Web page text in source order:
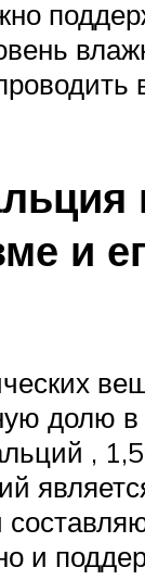
и
долю в
,
и